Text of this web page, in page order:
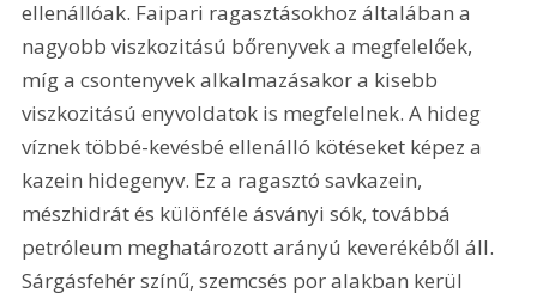
ellenállóak. Faipari ragasztásokhoz általában a
nagyobb viszkozitású bőrenyvek a megfelelőek,
míg a csontenyvek alkalmazásakor a kisebb
viszkozitású enyvoldatok is megfelelnek. A hideg
víznek többé-kevésbé ellenálló kötéseket képez a
kazein hidegenyv. Ez a ragasztó savkazein,
mészhidrát és különféle ásványi sók, továbbá
petróleum meghatározott arányú keverékéből áll.
Sárgásfehér színű, szemcsés por alakban kerül